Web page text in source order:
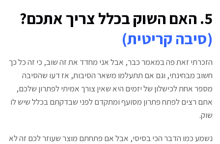
5. האם השוק בכלל צריך אתכם?
(סיבה קריטית)
הזכרתי זאת פה במאמר כבר, אבל אני מחדד את זה שוב, כי זה כל כך
חשוב מבחינתי, וגם אם תתעלמו משאר הסיבות, אז דעו שהסיבה
מספר אחת לכישלון של יזמים היא שאין צורך אמיתי לפתרון שלכם,
אתם רצים לפתח פתרון מסועף ומתקדם לפני שבדקתם בכלל שיש לו
שוק.
נשמע כמו הדבר הכי בסיסי, אבל אם פתחתם מוצר שעוזר לכם זה לא